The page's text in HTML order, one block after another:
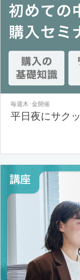
毎週木･金開催
平日夜にサク